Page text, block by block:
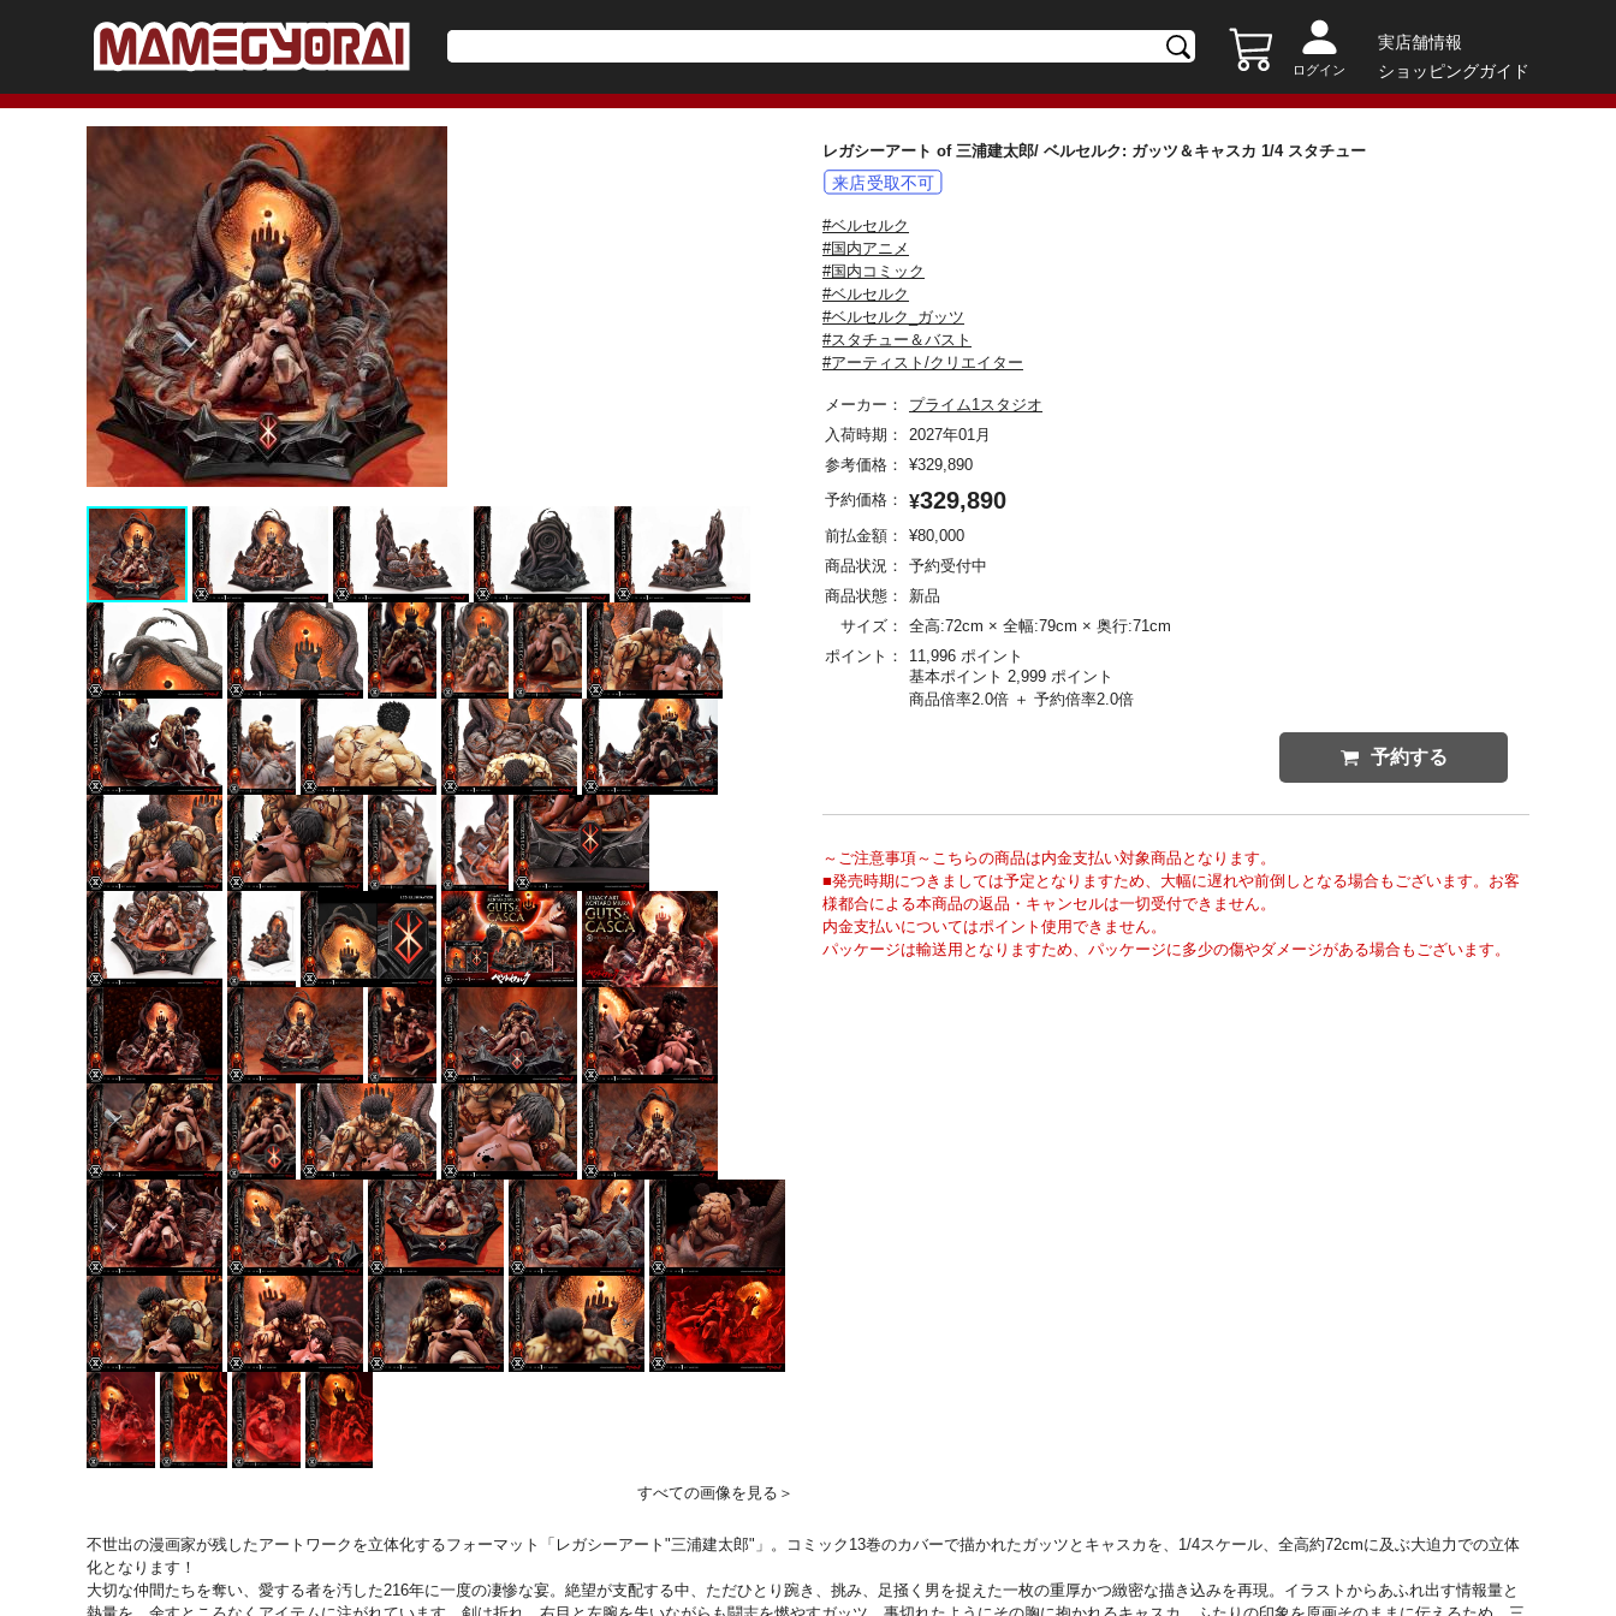
ログイン
実店舗情報
ショッピングガイド
すべての画像を見る＞
レガシーアート of 三浦建太郎/ ベルセルク: ガッツ＆キャスカ 1/4 スタチュー
#ベルセルク
#国内アニメ
#国内コミック
#ベルセルク
#ベルセルク_ガッツ
#スタチュー＆バスト
#アーティスト/クリエイター
メーカー：
プライム1スタジオ
入荷時期：
2027年01月
参考価格：
¥329,890
予約価格：
¥329,890
前払金額： ¥80,000
商品状況：
予約受付中
商品状態：
新品
サイズ：
全高:72cm × 全幅:79cm × 奥行:71cm
ポイント：
11,996 ポイント
基本ポイント 2,999 ポイント
商品倍率2.0倍 ＋ 予約倍率2.0倍
予約する
～ご注意事項～ こちらの商品は内金支払い対象商品となります。
■発売時期につきましては予定となりますため、大幅に遅れや前倒しとなる場合もございます。お客
様都合による本商品の返品・キャンセルは一切受付できません。
内金支払いについてはポイント使用できません。
パッケージは輸送用となりますため、パッケージに多少の傷やダメージがある場合もございます。
不世出の漫画家が残したアートワークを立体化するフォーマット「レガシーアート"三浦建太郎"」。コミック13巻のカバーで描かれたガッツとキャスカを、1/4スケール、全高約72cmに及ぶ大迫力での立体
化となります！
大切な仲間たちを奪い、愛する者を汚した216年に一度の凄惨な宴。絶望が支配する中、ただひとり踠き、挑み、足掻く男を捉えた一枚の重厚かつ緻密な描き込みを再現。イラストからあふれ出す情報量と